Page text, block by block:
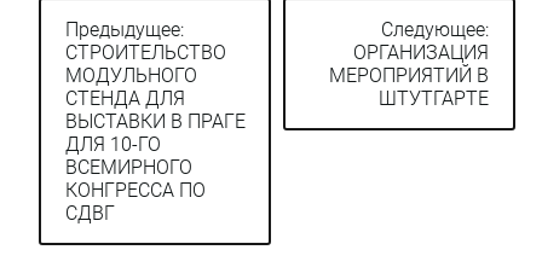
Навигация
по
записям
Предыдущее:
СТРОИТЕЛЬСТВО
МОДУЛЬНОГО
СТЕНДА ДЛЯ
ВЫСТАВКИ В ПРАГЕ
ДЛЯ 10-ГО
ВСЕМИРНОГО
КОНГРЕССА ПО
СДВГ
Следующее:
ОРГАНИЗАЦИЯ
МЕРОПРИЯТИЙ В
ШТУТГАРТЕ